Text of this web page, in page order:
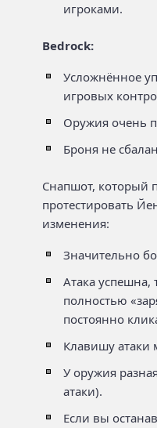
игроками.
Bedrock:
Усложнённое
игровых
Оружия очень
Броня не
Снапшот, который
протестировать
изменения:
Значительно
Атака успешна,
полностью
постоянно
Клавишу атаки
У оружия
атаки).
Если вы